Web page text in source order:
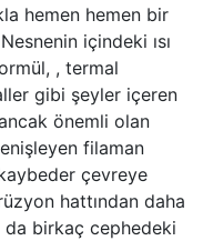
hemen hemen bir
içindeki ısı
, termal
gibi şeyler içeren
ancak önemli olan
filaman
çevreye
hattından daha
birkaç cephedeki